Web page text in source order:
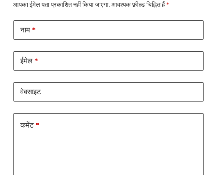
आपका ईमेल पता प्रकाशित नहीं किया जाएगा. आवश्यक फ़ील्ड चिह्नित हैं*
नाम*
ईमेल*
वेबसाइट
कमेंट*